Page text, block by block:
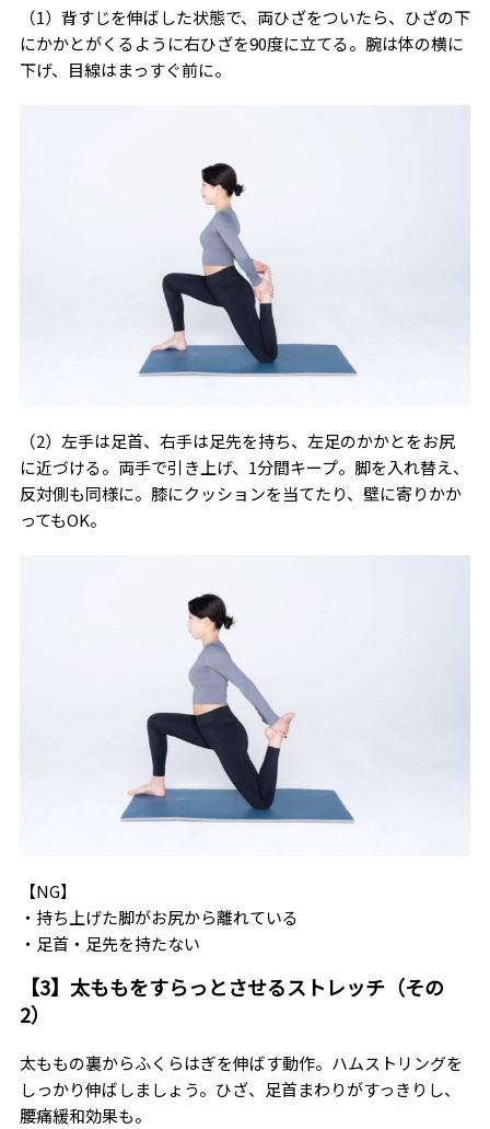
（1）背すじを伸ばした状態で、両ひざをついたら、ひざの下
にかかとがくるように右ひざを90度に立てる。腕は体の横に
下げ、目線はまっすぐ前に。
（2）左手は足首、右手は足先を持ち、左足のかかとをお尻
に近づける。両手で引き上げ、1分間キープ。脚を入れ替え、
反対側も同様に。膝にクッションを当てたり、壁に寄りかか
ってもOK。
【NG】
・持ち上げた脚がお尻から離れている
・足首・足先を持たない
【3】太ももをすらっとさせるストレッチ（その
2）
太ももの裏からふくらはぎを伸ばす動作。ハムストリングを
しっかり伸ばしましょう。ひざ、足首まわりがすっきりし、
腰痛緩和効果も。